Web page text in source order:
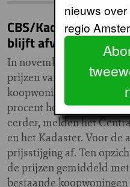
CBS/Kadaster:
blijft afvlakken
In november 2025 waren
prijzen van bestaande
koopwoningen
procent hoger dan een
eerder, melden het
en het Kadaster. Voor de
prijsstijging af. Ten
de prijzen gemiddeld
bestaande
nieuws
regio